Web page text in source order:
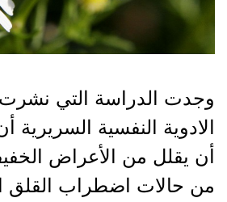
وجدت الدراسة التي
الادوية النفسية السريرية
أن يقلل من الأعراض
من حالات اضطراب القلق